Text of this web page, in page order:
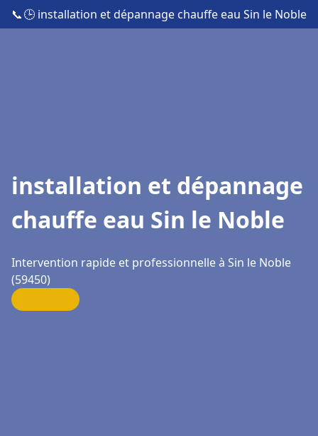
📞🕒 installation et dépannage chauffe eau Sin le Noble
installation et dépannage
chauffe eau Sin le Noble
Intervention rapide et professionnelle à Sin le Noble
(59450)